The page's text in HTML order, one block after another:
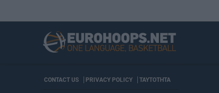
CONTACT US PRIVACY POLICY ΤΑΥΤΟΤΗΤΑ